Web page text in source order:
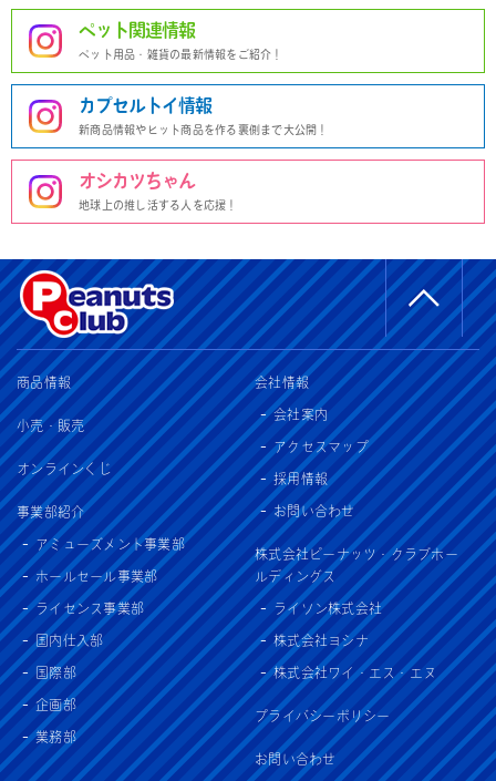
ペット関連情報
ペット用品・雑貨の最新情報をご紹介！
カプセルトイ情報
新商品情報やヒット商品を作る裏側まで大公開！
オシカツちゃん
地球上の推し活する人を応援！
商品情報
小売・販売
オンラインくじ
事業部紹介
アミューズメント事業部
ホールセール事業部
ライセンス事業部
国内仕入部
国際部
企画部
業務部
会社情報
会社案内
アクセスマップ
採用情報
お問い合わせ
株式会社ピーナッツ・クラブホー
ルディングス
ライソン株式会社
株式会社ヨシナ
株式会社ワイ・エス・エヌ
プライバシーポリシー
お問い合わせ